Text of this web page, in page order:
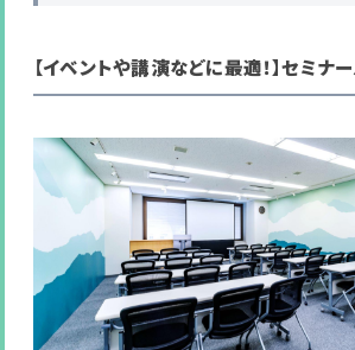
【イベントや講演などに最適！】セミナ